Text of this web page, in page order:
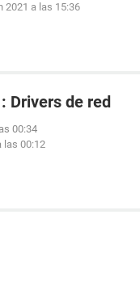
2021 a las 15:36
Drivers de red
00:34
las 00:12